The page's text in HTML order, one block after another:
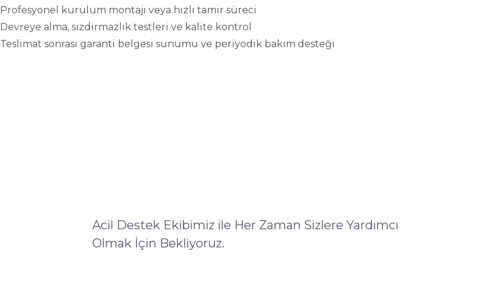
Profesyonel kurulum montajı veya hızlı tamir süreci
Devreye alma, sızdırmazlık testleri ve kalite kontrol
Teslimat sonrası garanti belgesi sunumu ve periyodik bakım desteği
Acil Destek Ekibimiz ile Her Zaman Sizlere Yardımcı
Olmak İçin Bekliyoruz.